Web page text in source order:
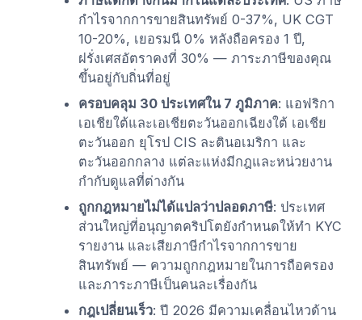
กำไรจากการขายสินทรัพย์ 0-37%, UK CGT
10-20%, เยอรมนี 0% หลังถือครอง 1 ปี,
ฝรั่งเศสอัตราคงที่ 30% — ภาระภาษีของคุณ
ขึ้นอยู่กับถิ่นที่อยู่
ครอบคลุม 30 ประเทศใน 7 ภูมิภาค: แอฟริกา
เอเชียใต้และเอเชียตะวันออกเฉียงใต้ เอเชีย
ตะวันออก ยุโรป CIS ละตินอเมริกา และ
ตะวันออกกลาง แต่ละแห่งมีกฎและหน่วยงาน
กำกับดูแลที่ต่างกัน
ถูกกฎหมายไม่ได้แปลว่าปลอดภาษี: ประเทศ
ส่วนใหญ่ที่อนุญาตคริปโตยังกำหนดให้ทำ KYC
รายงาน และเสียภาษีกำไรจากการขาย
สินทรัพย์ — ความถูกกฎหมายในการถือครอง
และภาระภาษีเป็นคนละเรื่องกัน
กฎเปลี่ยนเร็ว: ปี 2026 มีความเคลื่อนไหวด้าน